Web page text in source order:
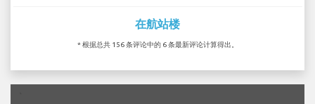
在航站楼
* 根据总共 156 条评论中的 6 条最新评论计算得出。